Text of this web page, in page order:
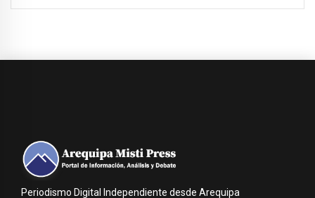
Periodismo Digital Independiente desde Arequipa